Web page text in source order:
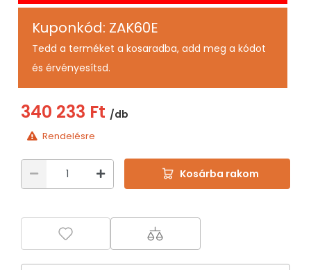
Kuponkód: ZAK60E
Tedd a terméket a kosaradba, add meg a kódot
és érvényesítsd.
340 233 Ft /db
Rendelésre
Kosárba rakom